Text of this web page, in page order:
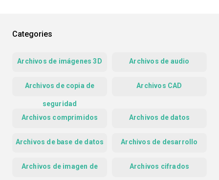
Categories
Archivos de imágenes 3D Archivos de audio
Archivos de copia de
seguridad
Archivos CAD
Archivos comprimidos Archivos de datos
Archivos de base de datos Archivos de desarrollo
Archivos de imagen de Archivos cifrados